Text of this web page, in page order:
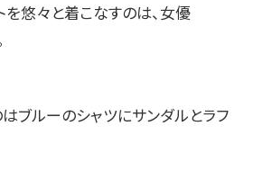
悠々と着こなすのは、女優
ブルーのシャツにサンダルとラフ